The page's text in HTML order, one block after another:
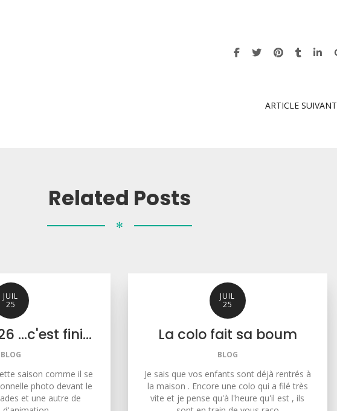
ARTICLE SUIVANT
Related Posts
✻
JUIL
25
...c'est fini...
BLOG
saison comme il se
photo devant le
et une autre de
JUIL
25
La colo fait sa boum
BLOG
Je sais que vos enfants sont déjà rentrés à
la maison . Encore une colo qui a filé très
vite et je pense qu'à l'heure qu'il est , ils